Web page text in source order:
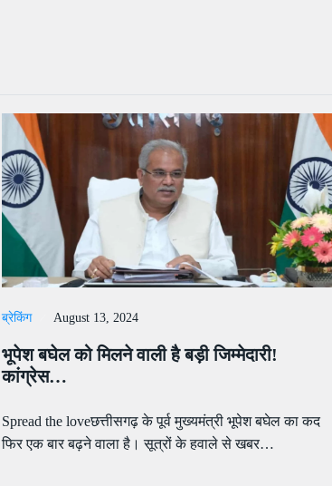
ब्रेकिंग August 13, 2024
भूपेश बघेल को मिलने वाली है बड़ी जिम्मेदारी!
कांग्रेस…
Spread the loveछत्तीसगढ़ के पूर्व मुख्यमंत्री भूपेश बघेल का कद
फिर एक बार बढ़ने वाला है। सूत्रों के हवाले से खबर…